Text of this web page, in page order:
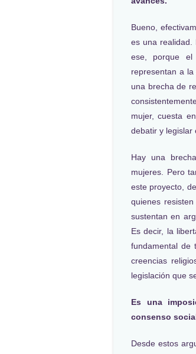
Bueno,
es una realidad.
ese, porque el
representan a
una brecha de
mujer, cuesta
debatir y legislar
Hay una
mujeres. Pero
este proyecto,
quienes
sustentan en
Es decir, la
fundamental de
creencias
legislación que
Es una
consenso
Desde estos